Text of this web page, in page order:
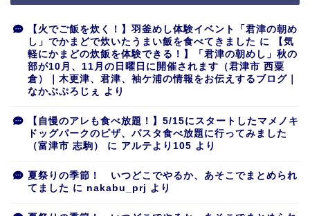
【火でご飯を炊く！】羽釜めし体験イベント「君津の朝め
し」でかまどで炊いたうまい飯を食べてきました に
【気
軽にかまどの炊飯を体験できる！】「君津の朝めし」秋の
部が10月、11月の日曜日に開催されます（君津市 西粟
倉）｜木更津、君津、袖ケ浦の情報をお伝えするブログ｜
なかぶぷろじぇ
より
【自慢のアレも食べ放題！】5/15にスタートしたマメノキ
ドッグパークのピザ、パスタ食べ放題に行ってみました
（富津市 志駒）
に アルテより105 より
夏祭りの季節！ いつどこでやるか、あそこでまとめられ
てました に nakabu_prj より